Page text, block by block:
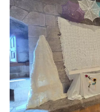
LLEGÓ ASINTOMÁTICO
Un turista